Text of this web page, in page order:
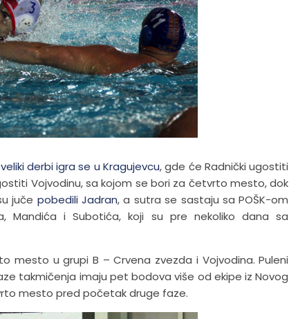
veliki derbi igra se u Kragujevcu, gde će Radnički ugostiti
Vojvodinu, sa kojom se bori za četvrto mesto, dok
juče pobedili Jadran, a sutra se sastaju sa POŠK-om
Mandića i Subotića, koji su pre nekoliko dana sa
u grupi B – Crvena zvezda i Vojvodina. Puleni
takmičenja imaju pet bodova više od ekipe iz Novog
mesto pred početak druge faze.